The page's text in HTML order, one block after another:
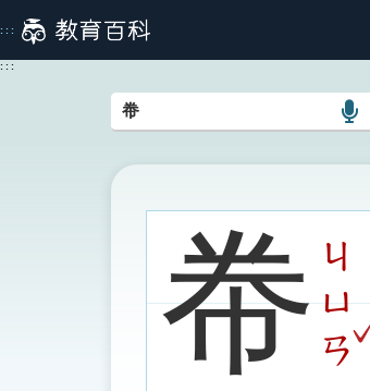
到
主
:::
:::
語
搜
圖
帣ㄐ
ㄩ
ㄢ